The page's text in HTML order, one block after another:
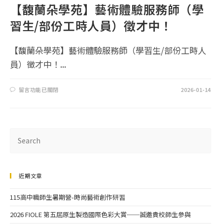
【馥蘭朵學苑】藝術體驗服務師（學
習生/部份工時人員）徵才中！
【馥蘭朵學苑】藝術體驗服務師（學習生/部份工時人
員）徵才中！...
留言功能已關閉 2026-01-14
近期文章
115高中職師生暑期營-時尚藝術創作研習
2026 FIOLE 第五屆原生製造國際色彩大賞──誠邀貴校師生參與